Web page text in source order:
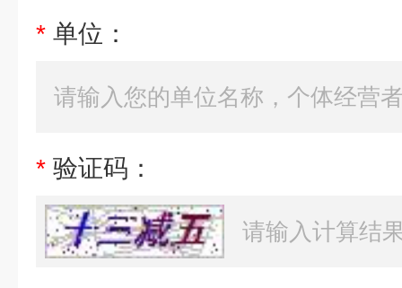
* 单位：
* 验证码：